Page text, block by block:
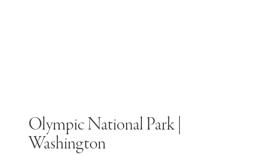
Olympic National Park |
Washington